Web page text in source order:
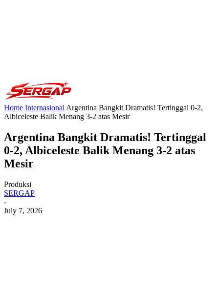
Home Internasional Argentina Bangkit Dramatis! Tertinggal 0-2,
Albiceleste Balik Menang 3-2 atas Mesir
Argentina Bangkit Dramatis! Tertinggal
0-2, Albiceleste Balik Menang 3-2 atas
Mesir
Produksi
SERGAP
-
July 7, 2026